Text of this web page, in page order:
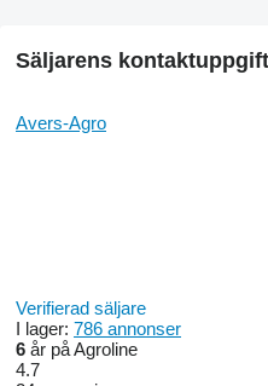
width, m
length, m
width, m
Säljarens
Avers-Agro
Verifierad säljare
I lager: 786 annonser
6 år på Agroline
4.7